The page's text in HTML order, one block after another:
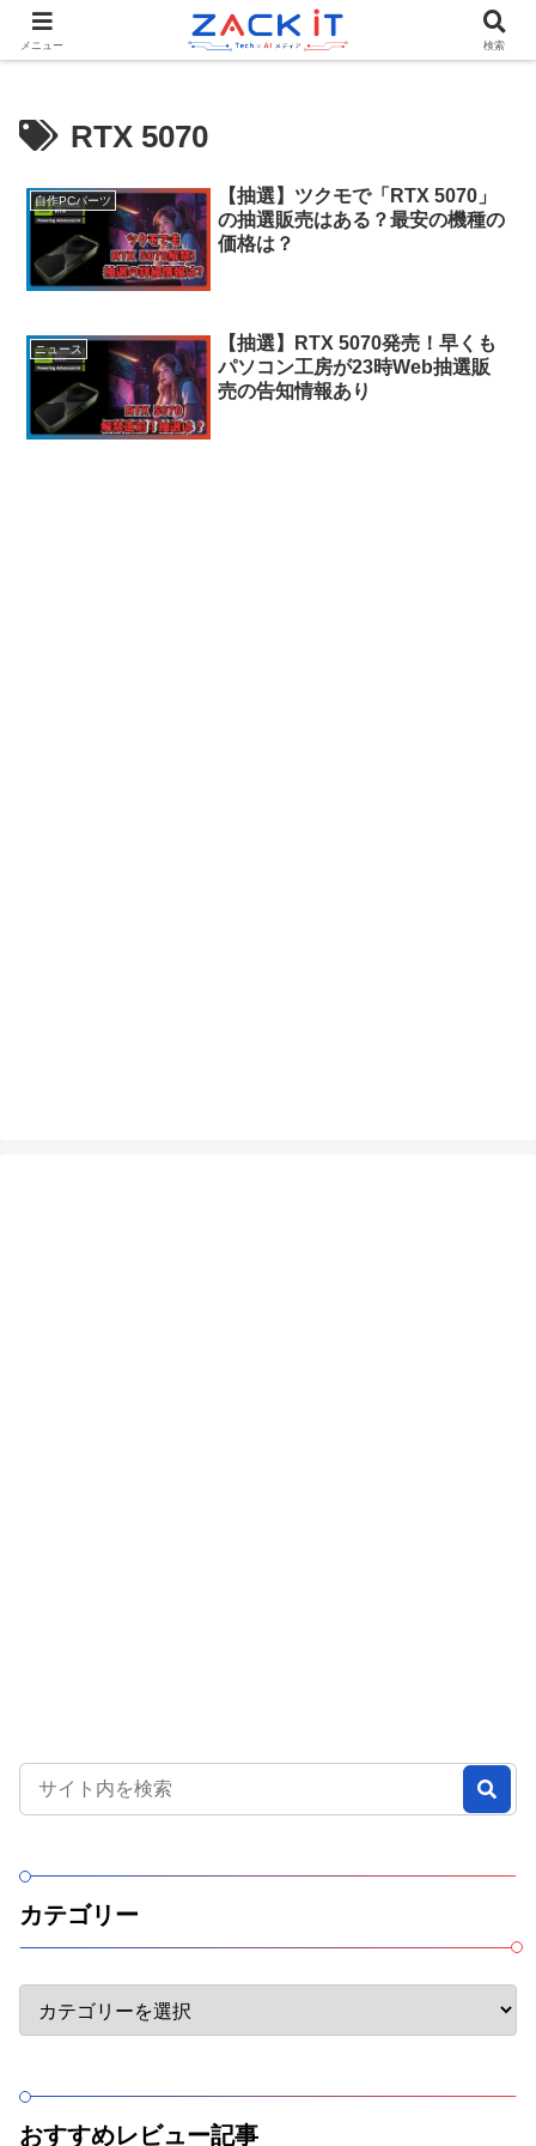
Tech×AIメディア『ZACK IT - 未来をもっと身近に』
RTX 5070
自作PCパーツ
【抽選】ツクモで「RTX 5070」
の抽選販売はある？最安の機種の
価格は？
ニュース
【抽選】RTX 5070発売！早くも
パソコン工房が23時Web抽選販
売の告知情報あり
カテゴリー
おすすめレビュー記事
メニュー 検索